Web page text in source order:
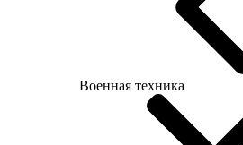
Военная техника